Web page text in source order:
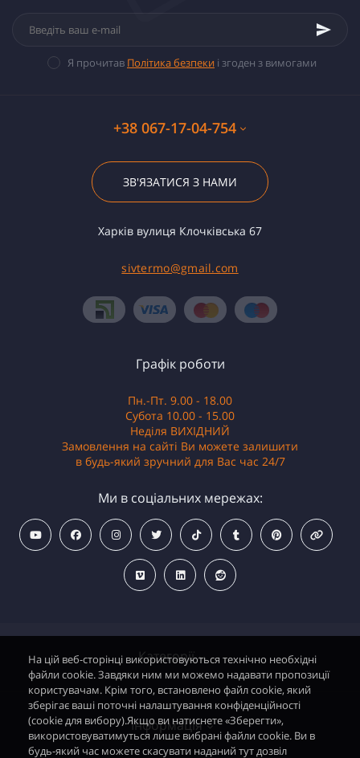
Я прочитав Політика безпеки і згоден з вимогами
+38 067-17-04-754
ЗВ'ЯЗАТИСЯ З НАМИ
Харків вулиця Клочківська 67
sivtermo@gmail.com
Категорії
Водонагрівачі електричні
Димохідні газові колонки
Інформація
Графік роботи
Пн.-Пт. 9.00 - 18.00
Субота 10.00 - 15.00
Неділя ВИХІДНИЙ
Замовлення на сайті Ви можете залишити
в будь-який зручний для Вас час 24/7
Ми в соціальних мережах:
На цій веб-сторінці використовуються технічно необхідні
файли cookie. Завдяки ним ми можемо надавати пропозиції
користувачам. Крім того, встановлено файл cookie, який
зберігає ваші поточні налаштування конфіденційності
(cookie для вибору).Якщо ви натиснете «Зберегти»,
використовуватимуться лише вибрані файли cookie. Ви в
будь-який час можете скасувати наданий тут дозвіл